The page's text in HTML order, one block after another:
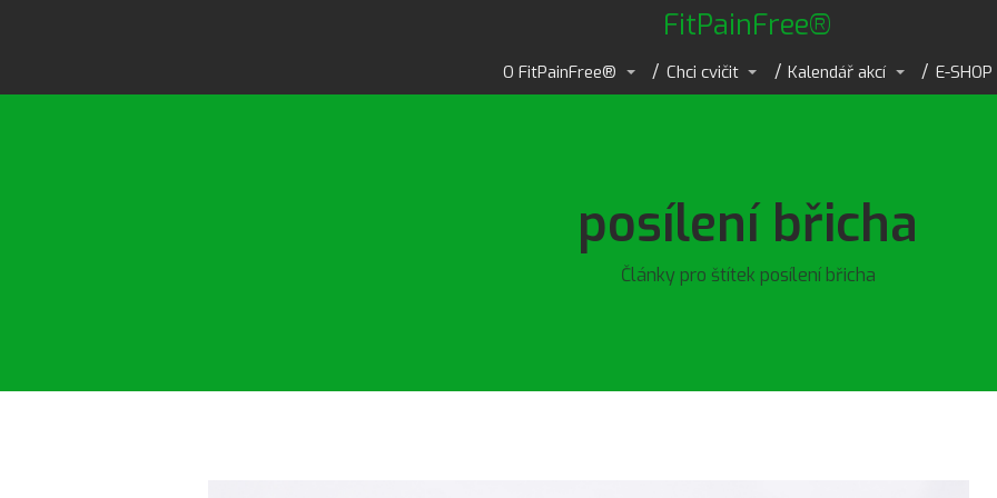
FitPainFree®
O FitPainFree® Chci cvičit Kalendář akcí E-SHOP
posílení břicha
Články pro štítek posílení břicha